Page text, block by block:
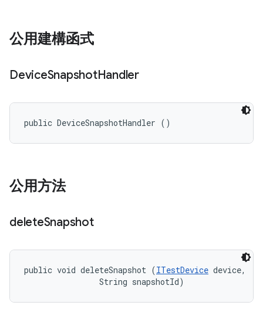
公用建構函式
DeviceSnapshotHandler
public DeviceSnapshotHandler ()
公用方法
deleteSnapshot
public void deleteSnapshot (ITestDevice device,
                String snapshotId)